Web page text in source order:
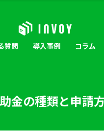
質問 導入事例 コラム
金の種類と申請